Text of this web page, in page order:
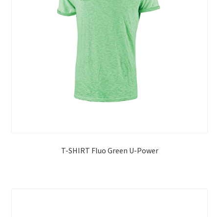
T-SHIRT Fluo Green U-Power